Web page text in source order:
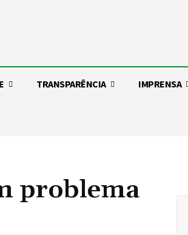
TRANSPARÊNCIA IMPRENSA
problema